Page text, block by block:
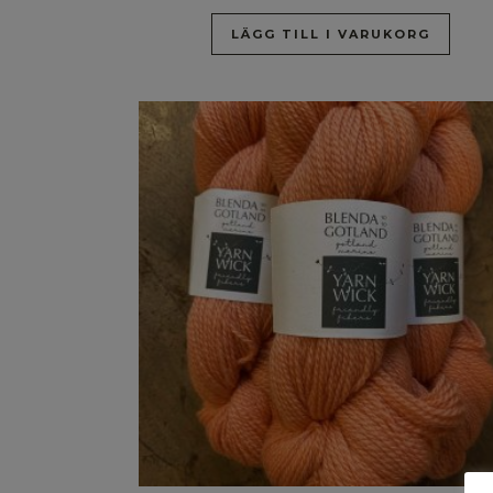
LÄGG TILL I VARUKORG